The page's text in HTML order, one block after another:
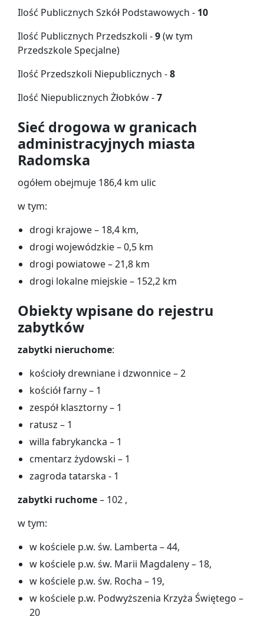
Ilość Publicznych Szkół Podstawowych - 10
Ilość Publicznych Przedszkoli -9(w tym
Przedszkole Specjalne)
Ilość Przedszkoli Niepublicznych -8
Ilość Niepublicznych Żłobków -7
Sieć drogowa w granicach
administracyjnych miasta
Radomska
ogółem obejmuje 186,4 km ulic
w tym:
drogi krajowe – 18,4 km,
drogi wojewódzkie – 0,5 km
drogi powiatowe – 21,8 km
drogi lokalne miejskie – 152,2 km
Obiekty wpisane do rejestru
zabytków
zabytki nieruchome:
kościoły drewniane i dzwonnice – 2
kościół farny – 1
zespół klasztorny – 1
ratusz – 1
willa fabrykancka – 1
cmentarz żydowski – 1
zagroda tatarska - 1
zabytki ruchome– 102 ,
w tym:
w kościele p.w. św. Lamberta – 44,
w kościele p.w. św. Marii Magdaleny – 18,
w kościele p.w. św. Rocha – 19,
w kościele p.w. Podwyższenia Krzyża Świętego –
20